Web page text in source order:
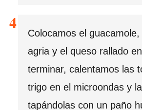
Colocamos el
agria y el queso rallado
terminar, calentamos las
trigo en el microondas y
tapándolas con un paño